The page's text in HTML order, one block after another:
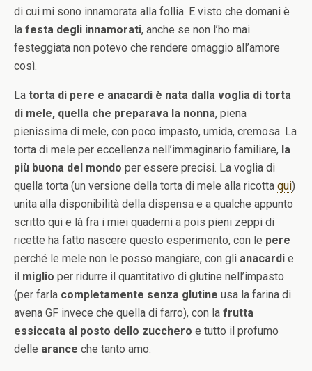
di cui mi sono innamorata alla follia. E visto che domani è
la festa degli innamorati, anche se non l’ho mai
festeggiata non potevo che rendere omaggio all’amore
così.
La torta di pere e anacardi è nata dalla voglia di torta
di mele, quella che preparava la nonna, piena
pienissima di mele, con poco impasto, umida, cremosa. La
torta di mele per eccellenza nell’immaginario familiare, la
più buona del mondo per essere precisi. La voglia di
quella torta (un versione della torta di mele alla ricotta qui)
unita alla disponibilità della dispensa e a qualche appunto
scritto qui e là fra i miei quaderni a pois pieni zeppi di
ricette ha fatto nascere questo esperimento, con le pere
perché le mele non le posso mangiare, con gli anacardi e
il miglio per ridurre il quantitativo di glutine nell’impasto
(per farla completamente senza glutine usa la farina di
avena GF invece che quella di farro), con la frutta
essiccata al posto dello zucchero e tutto il profumo
delle arance che tanto amo.